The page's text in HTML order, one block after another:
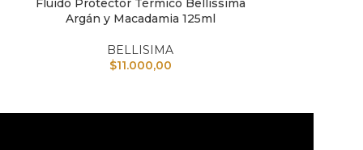
AÑADIR AL CARRITO
Argán y Macadamia 125ml
BELLISIMA
$11.000,00